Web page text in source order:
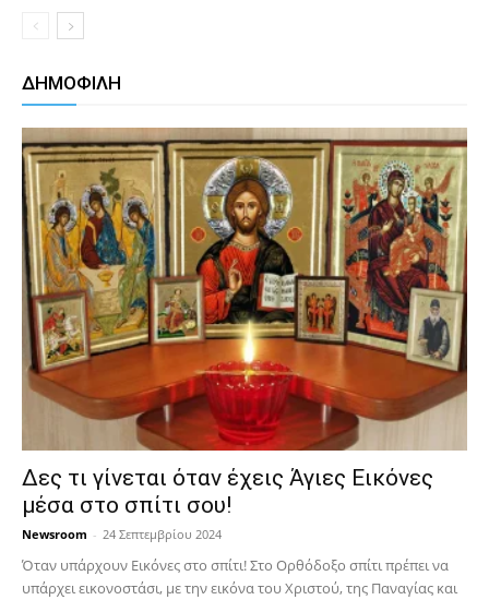
ΔΗΜΟΦΙΛΗ
Δες τι γίνεται όταν έχεις Άγιες Εικόνες
μέσα στο σπίτι σου!
Newsroom - 24 Σεπτεμβρίου 2024
Όταν υπάρχουν Εικόνες στο σπίτι! Στο Ορθόδοξο σπίτι πρέπει να
υπάρχει εικονοστάσι, με την εικόνα του Χριστού, της Παν­αγίας και